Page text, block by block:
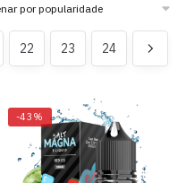
22 23 24
-43%